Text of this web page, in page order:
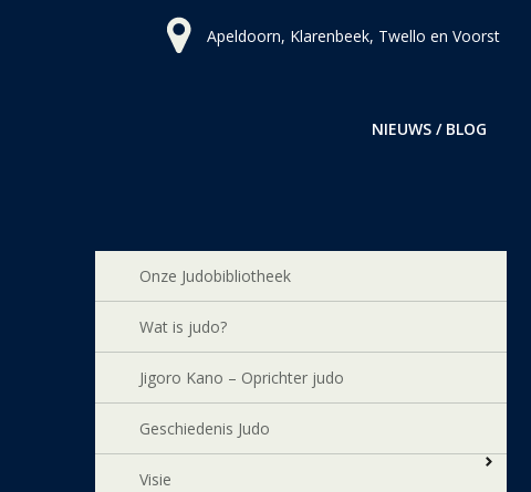
Apeldoorn, Klarenbeek, Twello en Voorst
NIEUWS / BLOG
Onze Judobibliotheek
Wat is judo?
Jigoro Kano – Oprichter judo
Geschiedenis Judo
Visie